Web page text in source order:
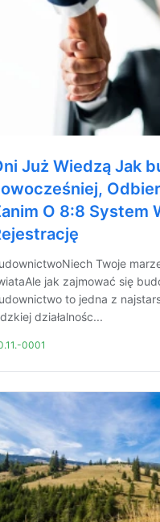
Już Wiedzą Jak
O 8:8 System
Twoje
jak zajmować się
to jedna z
działalnośc...
0001